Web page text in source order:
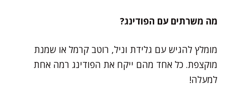
מה משרתים עם הפודינג?
מומלץ להגיש עם גלידת וניל, רוטב קרמל או שמנת
מוקצפת. כל אחד מהם ייקח את הפודינג רמה אחת
למעלה!